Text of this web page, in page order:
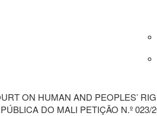
ON HUMAN AND PEOPLES’
DO MALI PETIÇÃO N.º 023/